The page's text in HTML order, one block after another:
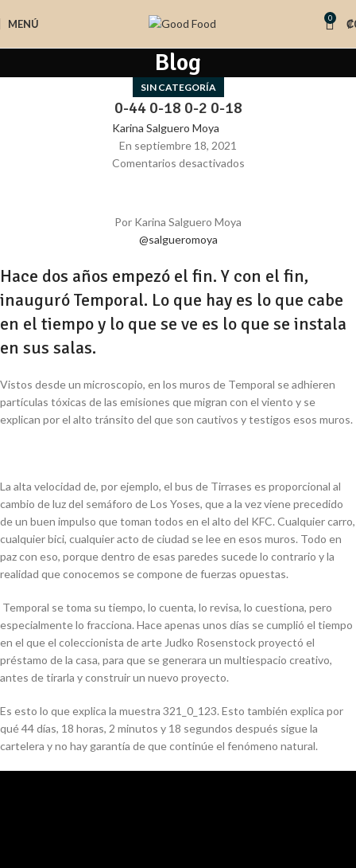
MENÚ 0 ₡
Blog
SIN CATEGORÍA
0-44 0-18 0-2 0-18
Karina Salguero Moya
En septiembre 18, 2021
Comentarios desactivados
Por Karina Salguero Moya
@salgueromoya
Hace dos años empezó el fin. Y con el fin,
inauguró Temporal. Lo que hay es lo que cabe
en el tiempo y lo que se ve es lo que se instala
en sus salas.
Vistos desde un microscopio, en los muros de Temporal se adhieren
partículas tóxicas de las emisiones que migran con el viento y se
explican por el alto tránsito del que son cautivos y testigos esos muros.
La alta velocidad de, por ejemplo, el bus de Tirrases es proporcional al
cambio de luz del semáforo de Los Yoses, que a la vez viene precedido
de un buen impulso que toman todos en el alto del KFC. Cualquier carro,
cualquier bici, cualquier acto de ciudad se lee en esos muros. Todo en
paz con eso, porque dentro de esas paredes sucede lo contrario y la
realidad que conocemos se compone de fuerzas opuestas.
Temporal se toma su tiempo, lo cuenta, lo revisa, lo cuestiona, pero
especialmente lo fracciona. Hace apenas unos días se cumplió el tiempo
en el que el coleccionista de arte Judko Rosenstock proyectó el
préstamo de la casa, para que se generara un multiespacio creativo,
antes de tirarla y construir un nuevo proyecto.
Es esto lo que explica la muestra 321_0_123. Esto también explica por
qué 44 días, 18 horas, 2 minutos y 18 segundos después sigue la
cartelera y no hay garantía de que continúe el fenómeno natural.